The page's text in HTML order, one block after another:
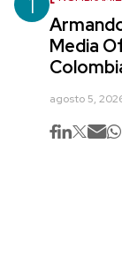
Media
agosto 5,